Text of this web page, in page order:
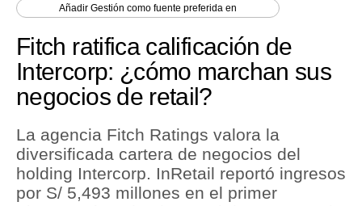
Economía
Mercados
Política
Tu Dinero
AñadirGestión como fuente preferida en
Fitch ratifica calificación de
Intercorp: ¿cómo marchan sus
negocios de retail?
La agencia Fitch Ratings valora la
diversificada cartera de negocios del
holding Intercorp. InRetail reportó ingresos
por S/ 5,493 millones en el primer